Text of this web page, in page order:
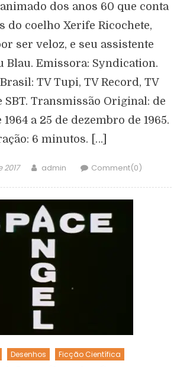
dos anos 60 que conta
do coelho Xerife Ricochete,
ser veloz, e seu assistente
Blau. Emissora: Syndication.
TV Tupi, TV Record, TV
SBT. Transmissão Original: de
a 25 de dezembro de 1965.
6 minutos. […]
admin Comment(0)
Desenhos Ficção Científica